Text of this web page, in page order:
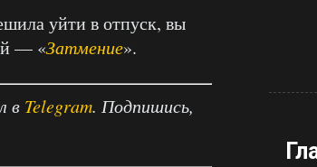
уйти в отпуск, вы
— «Затмение».
в Telegram. Подпишись,